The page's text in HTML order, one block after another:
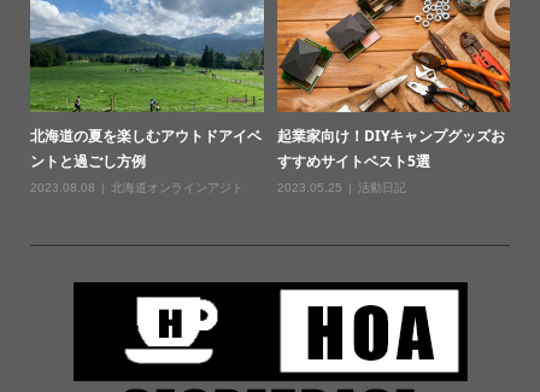
北海道の夏を楽しむアウトドアイベ
ントと過ごし方例
2023.08.08 北海道オンラインアジト
起業家向け！DIYキャンプグッズお
すすめサイトベスト5選
2023.05.25 活動日記